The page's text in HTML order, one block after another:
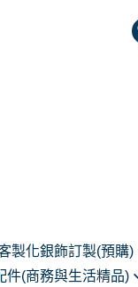
製化銀飾訂製(預購)
(商務與生活精品)